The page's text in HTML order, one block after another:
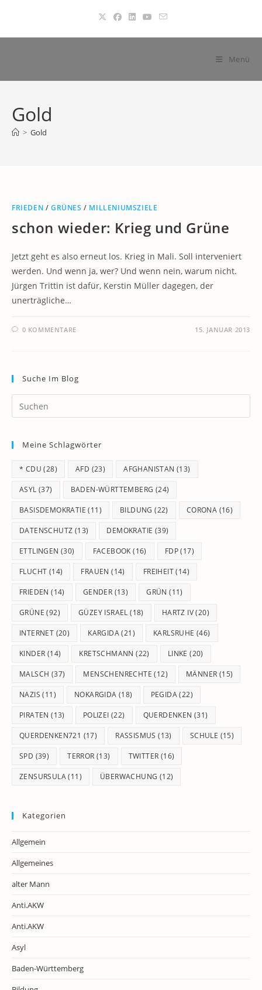
springen
Menü
Gold
> Gold
FRIEDEN /GRÜNES / MILLENIUMSZIELE
schon wieder: Krieg und Grüne
Jetzt geht es also erneut los. Krieg in Mali. Soll interveniert
werden. Und wenn ja, wer? Und wenn nein, warum nicht.
Jürgen Trittin ist dafür, Kerstin Müller dagegen, der
unerträgliche…
0 KOMMENTARE 15. JANUAR 2013
Suche Im Blog
Meine Schlagwörter
* CDU (28) AFD (23) AFGHANISTAN (13)
ASYL (37) BADEN-WÜRTTEMBERG (24)
BASISDEMOKRATIE (11) BILDUNG (22) CORONA (16)
DATENSCHUTZ (13) DEMOKRATIE (39)
ETTLINGEN (30) FACEBOOK (16) FDP(17)
FLUCHT (14) FRAUEN (14) FREIHEIT(14)
FRIEDEN (14) GENDER (13) GRÜN (11)
GRÜNE (92) GÜZEY ISRAEL (18) HARTZ IV(20)
INTERNET (20) KARGIDA(21) KARLSRUHE (46)
KINDER (14) KRETSCHMANN (22) LINKE (20)
MALSCH (37) MENSCHENRECHTE (12) MÄNNER (15)
NAZIS (11) NOKARGIDA (18) PEGIDA(22)
PIRATEN (13) POLIZEI (22) QUERDENKEN (31)
QUERDENKEN721 (17) RASSISMUS (13) SCHULE (15)
SPD (39) TERROR (13) TWITTER (16)
ZENSURSULA(11) ÜBERWACHUNG (12)
Kategorien
Allgemein
Allgemeines
alter Mann
Anti.AKW
Anti.AKW
Asyl
Baden-Württemberg